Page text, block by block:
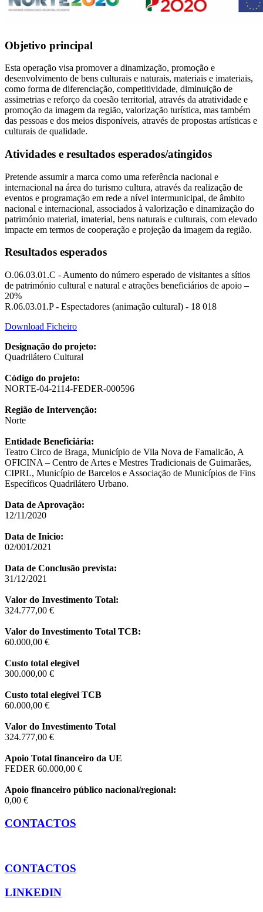
Objetivo principal
Esta operação visa promover a dinamização, promoção e
desenvolvimento de bens culturais e naturais, materiais e imateriais,
como forma de diferenciação, competitividade, diminuição de
assimetrias e reforço da coesão territorial, através da atratividade e
promoção da imagem da região, valorização turística, mas também
das pessoas e dos meios disponíveis, através de propostas artísticas e
culturais de qualidade.
Atividades e resultados esperados/atingidos
Pretende assumir a marca como uma referência nacional e
internacional na área do turismo cultura, através da realização de
eventos e programação em rede a nível intermunicipal, de âmbito
nacional e internacional, associados à valorização e dinamização do
património material, imaterial, bens naturais e culturais, com elevado
impacte em termos de cooperação e projeção da imagem da região.
Resultados esperados
O.06.03.01.C - Aumento do número esperado de visitantes a sítios
de património cultural e natural e atrações beneficiários de apoio –
20%
R.06.03.01.P - Espectadores (animação cultural) - 18 018
Download Ficheiro
Designação do projeto:
Quadrilátero Cultural
Código do projeto:
NORTE-04-2114-FEDER-000596
Região de Intervenção:
Norte
Entidade Beneficiária:
Teatro Circo de Braga, Município de Vila Nova de Famalicão, A
OFICINA – Centro de Artes e Mestres Tradicionais de Guimarães,
CIPRL, Município de Barcelos e Associação de Municípios de Fins
Específicos Quadrilátero Urbano.
Data de Aprovação:
12/11/2020
Data de Inicio:
02/001/2021
Data de Conclusão prevista:
31/12/2021
Valor do Investimento Total:
324.777,00 €
Valor do Investimento Total TCB:
60.000,00 €
Custo total elegível
300.000,00 €
Custo total elegível TCB
60.000,00 €
Valor do Investimento Total
324.777,00 €
Apoio Total financeiro da UE
FEDER 60.000,00 €
Apoio financeiro público nacional/regional:
0,00 €
CONTACTOS
CONTACTOS
LINKEDIN